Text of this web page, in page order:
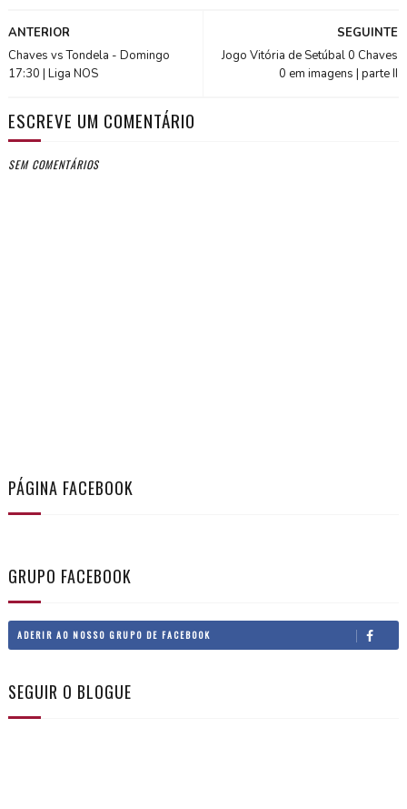
SEGUINTE
Jogo Vitória de Setúbal 0 Chaves
0 em imagens | parte II
ANTERIOR
Chaves vs Tondela - Domingo
17:30 | Liga NOS
ESCREVE UM COMENTÁRIO
SEM COMENTÁRIOS
PÁGINA FACEBOOK
GRUPO FACEBOOK
ADERIR AO NOSSO GRUPO DE FACEBOOK
SEGUIR O BLOGUE